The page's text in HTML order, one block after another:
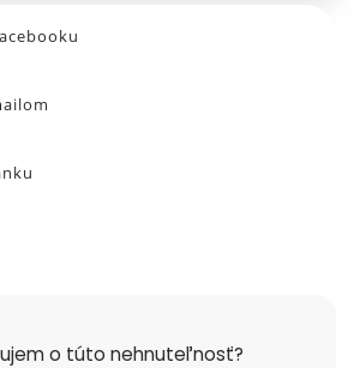
o túto nehnuteľnosť?